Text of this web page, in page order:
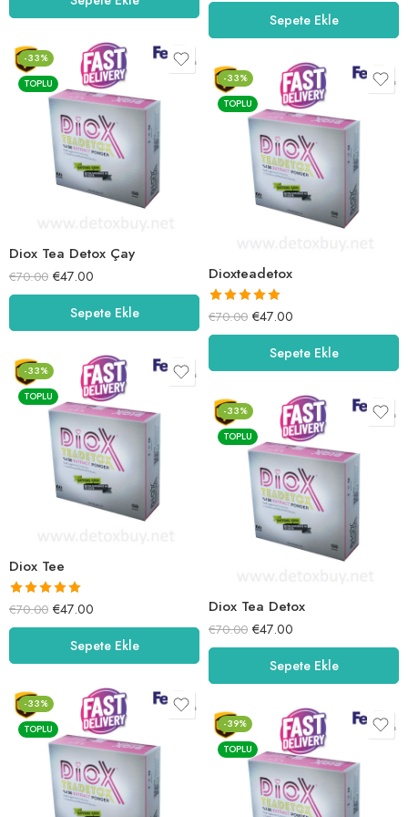
Sepete Ekle
-33%
TOPLU
Diox Tea Detox Çay
€70.00 €47.00
Sepete Ekle
-33%
TOPLU
Dioxteadetox
5 üzerinden
5.00oy aldı
€70.00 €47.00
Sepete Ekle
-33%
TOPLU
Diox Tee
5 üzerinden
5.00oy aldı
€70.00 €47.00
Sepete Ekle
-33%
TOPLU
Diox Tea Detox
€70.00 €47.00
Sepete Ekle
-33%
TOPLU
-39%
TOPLU